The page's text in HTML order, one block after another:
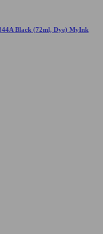
Black (72ml, Dye) MyInk